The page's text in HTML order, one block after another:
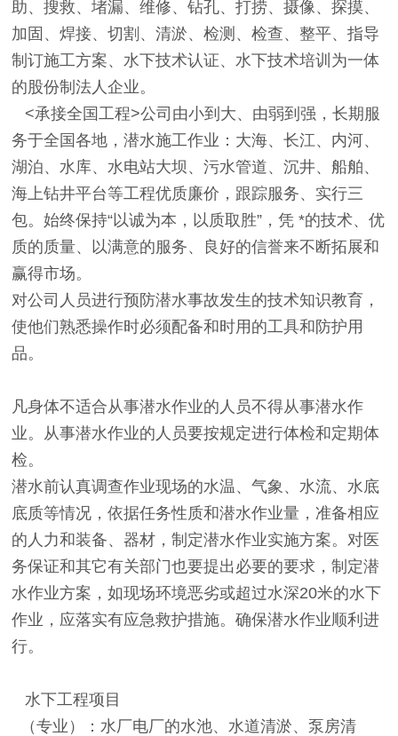
助、搜救、堵漏、维修、钻孔、打捞、摄像、探摸、
加固、焊接、切割、清淤、检测、检查、整平、指导
制订施工方案、水下技术认证、水下技术培训为一体
的股份制法人企业。
<承接全国工程>公司由小到大、由弱到强，长期服
务于全国各地，潜水施工作业：大海、长江、内河、
湖泊、水库、水电站大坝、污水管道、沉井、船舶、
海上钻井平台等工程优质廉价，跟踪服务、实行三
包。始终保持“以诚为本，以质取胜”，凭 *的技术、优
质的质量、以满意的服务、良好的信誉来不断拓展和
赢得市场。
对公司人员进行预防潜水事故发生的技术知识教育，
使他们熟悉操作时必须配备和时用的工具和防护用
品。
凡身体不适合从事潜水作业的人员不得从事潜水作
业。从事潜水作业的人员要按规定进行体检和定期体
检。
潜水前认真调查作业现场的水温、气象、水流、水底
底质等情况，依据任务性质和潜水作业量，准备相应
的人力和装备、器材，制定潜水作业实施方案。对医
务保证和其它有关部门也要提出必要的要求，制定潜
水作业方案，如现场环境恶劣或超过水深20米的水下
作业，应落实有应急救护措施。确保潜水作业顺利进
行。
水下工程项目
（专业）：水厂电厂的水池、水道清淤、泵房清